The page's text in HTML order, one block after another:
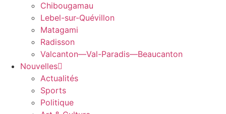
Chibougamau
Lebel-sur-Quévillon
Matagami
Radisson
Valcanton—Val-Paradis—Beaucanton
Nouvelles
Actualités
Sports
Politique